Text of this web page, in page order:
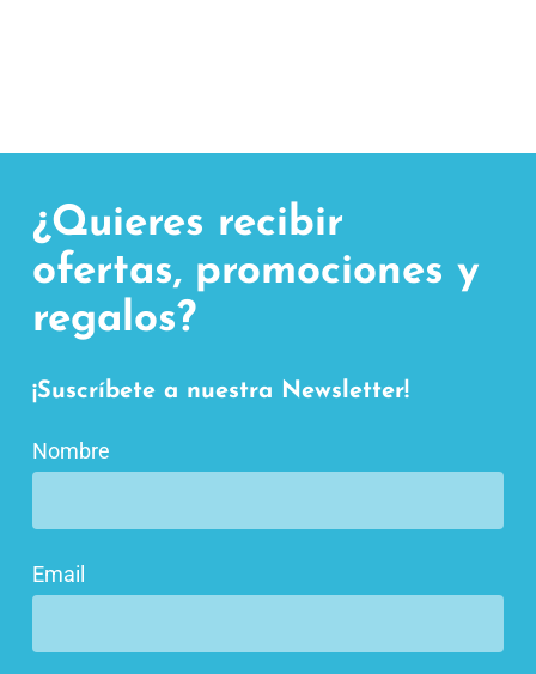
¿Quieres recibir
ofertas, promociones y
regalos?
¡Suscríbete a nuestra Newsletter!
Nombre
Email